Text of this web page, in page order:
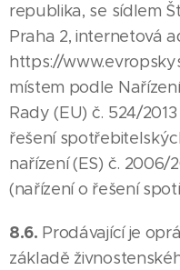
republika, se sídlem
Praha 2, internetová
https://
místem podle
Rady (EU) č. 524/
řešení
nařízení (ES) č. 2006/
(nařízení o řešení
8.6. Prodávající je
základě